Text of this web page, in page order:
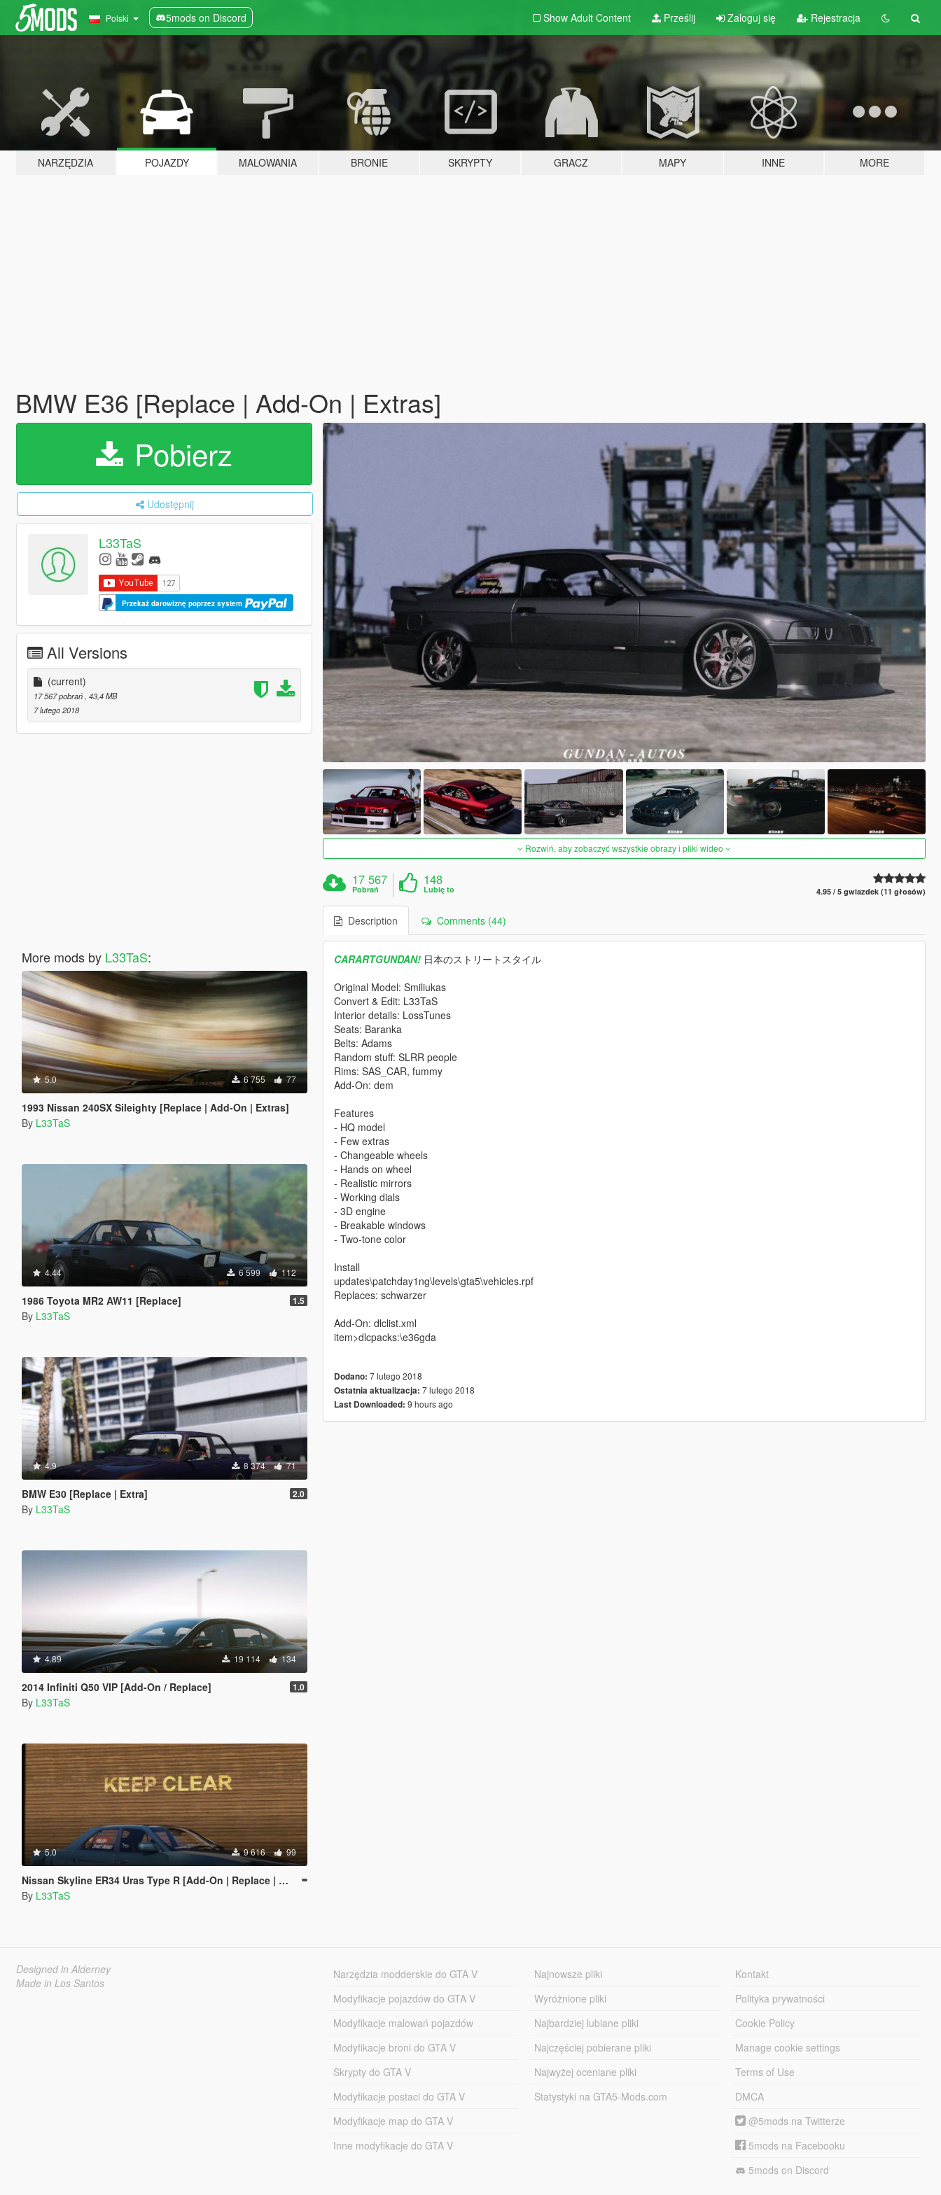
Polski 5mods on Discord Show Adult Content Prześlij Zaloguj się Rejestracja
NARZĘDZIA POJAZDY MALOWANIA BRONIE SKRYPTY GRACZ MAPY INNE MORE
BMW E36 [Replace | Add-On | Extras]
Pobierz
Udostępnij
L33TaS
Przekaż darowiznę poprzez system
All Versions
(current)
17 567 pobrań , 43,4 MB
7 lutego 2018
More mods by L33TaS:
5.0 6 755 77
1993 Nissan 240SX Sileighty [Replace | Add-On | Extras]
By L33TaS
4.44 6 599 112
1986 Toyota MR2 AW11 [Replace] 1.5
By L33TaS
4.9 8 374 71
BMW E30 [Replace | Extra] 2.0
By L33TaS
4.89 19 114 134
2014 Infiniti Q50 VIP [Add-On / Replace] 1.0
By L33TaS
5.0 9 616 99
Nissan Skyline ER34 Uras Type R [Add-On | Replace | RHD]
By L33TaS
Rozwiń, aby zobaczyć wszystkie obrazy i pliki wideo
17 567
Pobrań
148
Lubię to 4.95 / 5 gwiazdek (11 głosów)
Description Comments (44)
CARARTGUNDAN!日本のストリートスタイル
Original Model: Smiliukas
Convert & Edit: L33TaS
Interior details: LossTunes
Seats: Baranka
Belts: Adams
Random stuff: SLRR people
Rims: SAS_CAR, fummy
Add-On: dem
Features
- HQ model
- Few extras
- Changeable wheels
- Hands on wheel
- Realistic mirrors
- Working dials
- 3D engine
- Breakable windows
- Two-tone color
Install
updates\patchday1ng\levels\gta5\vehicles.rpf
Replaces: schwarzer
Add-On: dlclist.xml
item>dlcpacks:\e36gda
Dodano: 7 lutego 2018
Ostatnia aktualizacja: 7 lutego 2018
Last Downloaded: 9 hours ago
Designed in Alderney
Made in Los Santos
Narzędzia modderskie do GTA V
Modyfikacje pojazdów do GTA V
Modyfikacje malowań pojazdów
Modyfikacje broni do GTA V
Skrypty do GTA V
Modyfikacje postaci do GTA V
Modyfikacje map do GTA V
Inne modyfikacje do GTA V
Najnowsze pliki
Wyróżnione pliki
Najbardziej lubiane pliki
Najczęściej pobierane pliki
Najwyżej oceniane pliki
Statystyki na GTA5-Mods.com
Kontakt
Polityka prywatności
Cookie Policy
Manage cookie settings
Terms of Use
DMCA
@5mods na Twitterze
5mods na Facebooku
5mods on Discord